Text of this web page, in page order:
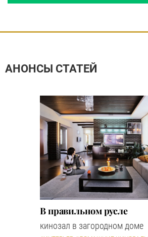
АНОНСЫ СТАТЕЙ
В правильном русле
кинозал в загородном доме